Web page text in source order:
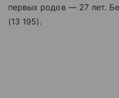
первых родов — 27 лет.
(13 195).